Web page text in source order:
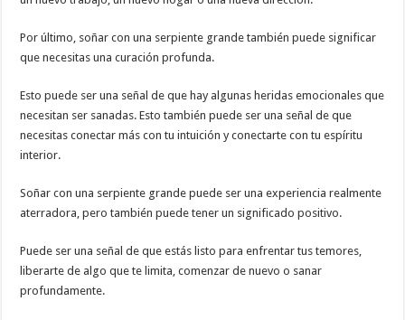
Por último, soñar con una serpiente grande también puede significar
que necesitas una curación profunda.
Esto puede ser una señal de que hay algunas heridas emocionales que
necesitan ser sanadas. Esto también puede ser una señal de que
necesitas conectar más con tu intuición y conectarte con tu espíritu
interior.
Soñar con una serpiente grande puede ser una experiencia realmente
aterradora, pero también puede tener un significado positivo.
Puede ser una señal de que estás listo para enfrentar tus temores,
liberarte de algo que te limita, comenzar de nuevo o sanar
profundamente.